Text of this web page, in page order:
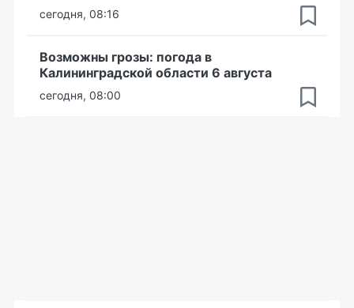
сегодня, 08:16
Возможны грозы: погода в
Калининградской области 6 августа
сегодня, 08:00